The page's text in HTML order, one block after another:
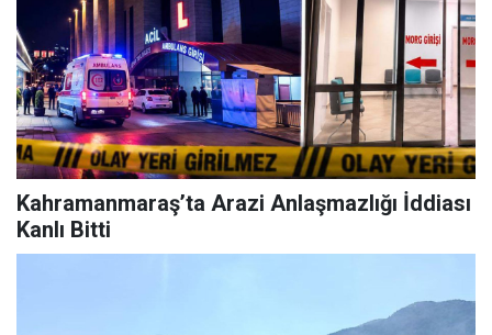
Kahramanmaraş’ta Arazi Anlaşmazlığı İddiası
Kanlı Bitti